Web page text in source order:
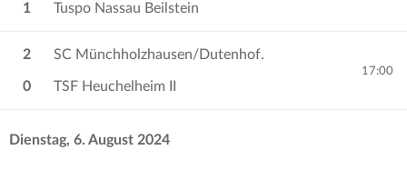
1 Tuspo Nassau Beilstein
2
0
SC Münchholzhausen/Dutenhof.
TSF Heuchelheim II
17:00
Dienstag, 6. August 2024